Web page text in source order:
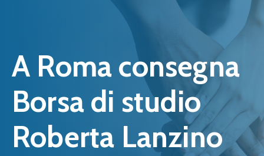
Cosenza
Contatti
Orari
A Roma consegna
Borsa di studio
Roberta Lanzino